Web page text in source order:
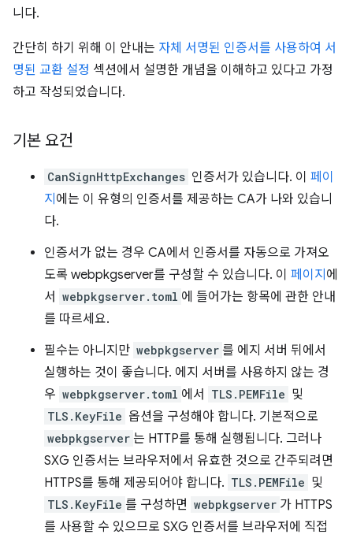
니다.
간단히 하기 위해 이 안내는 자체 서명된 인증서를 사용하여 서
명된 교환 설정 섹션에서 설명한 개념을 이해하고 있다고 가정
하고 작성되었습니다.
기본 요건
CanSignHttpExchanges 인증서가 있습니다. 이 페이
지 에는 이 유형의 인증서를 제공하는 CA가 나와 있습니
다.
인증서가 없는 경우 CA에서 인증서를 자동으로 가져오
도록 webpkgserver를 구성할 수 있습니다. 이 페이지 에
서 webpkgserver.toml 에 들어가는 항목에 관한 안내
를 따르세요.
필수는 아니지만 webpkgserver 를 에지 서버 뒤에서
실행하는 것이 좋습니다. 에지 서버를 사용하지 않는 경
우 webpkgserver.toml 에서 TLS.PEMFile 및
TLS.KeyFile 옵션을 구성해야 합니다. 기본적으로
webpkgserver 는 HTTP를 통해 실행됩니다. 그러나
SXG 인증서는 브라우저에서 유효한 것으로 간주되려면
HTTPS를 통해 제공되어야 합니다. TLS.PEMFile 및
TLS.KeyFile 를 구성하면 webpkgserver 가 HTTPS
를 사용할 수 있으므로 SXG 인증서를 브라우저에 직접